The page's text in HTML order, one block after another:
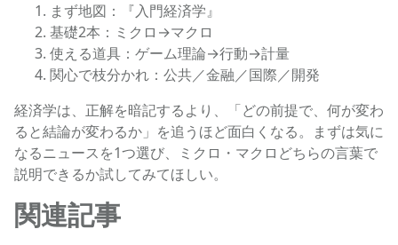
まず地図：『入門経済学』
基礎2本：ミクロ→マクロ
使える道具：ゲーム理論→行動→計量
関心で枝分かれ：公共／金融／国際／開発
経済学は、正解を暗記するより、「どの前提で、何が変わ
ると結論が変わるか」を追うほど面白くなる。まずは気に
なるニュースを1つ選び、ミクロ・マクロどちらの言葉で
説明できるか試してみてほしい。
関連記事